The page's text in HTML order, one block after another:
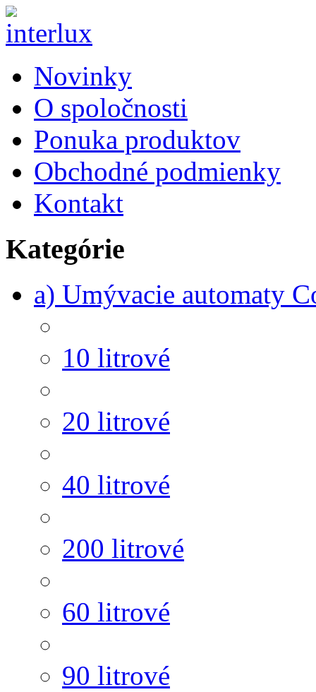
Novinky
O spoločnosti
Ponuka produktov
Obchodné podmienky
Kontakt
Kategórie
a) Umývacie automaty
10 litrové
20 litrové
40 litrové
200 litrové
60 litrové
90 litrové